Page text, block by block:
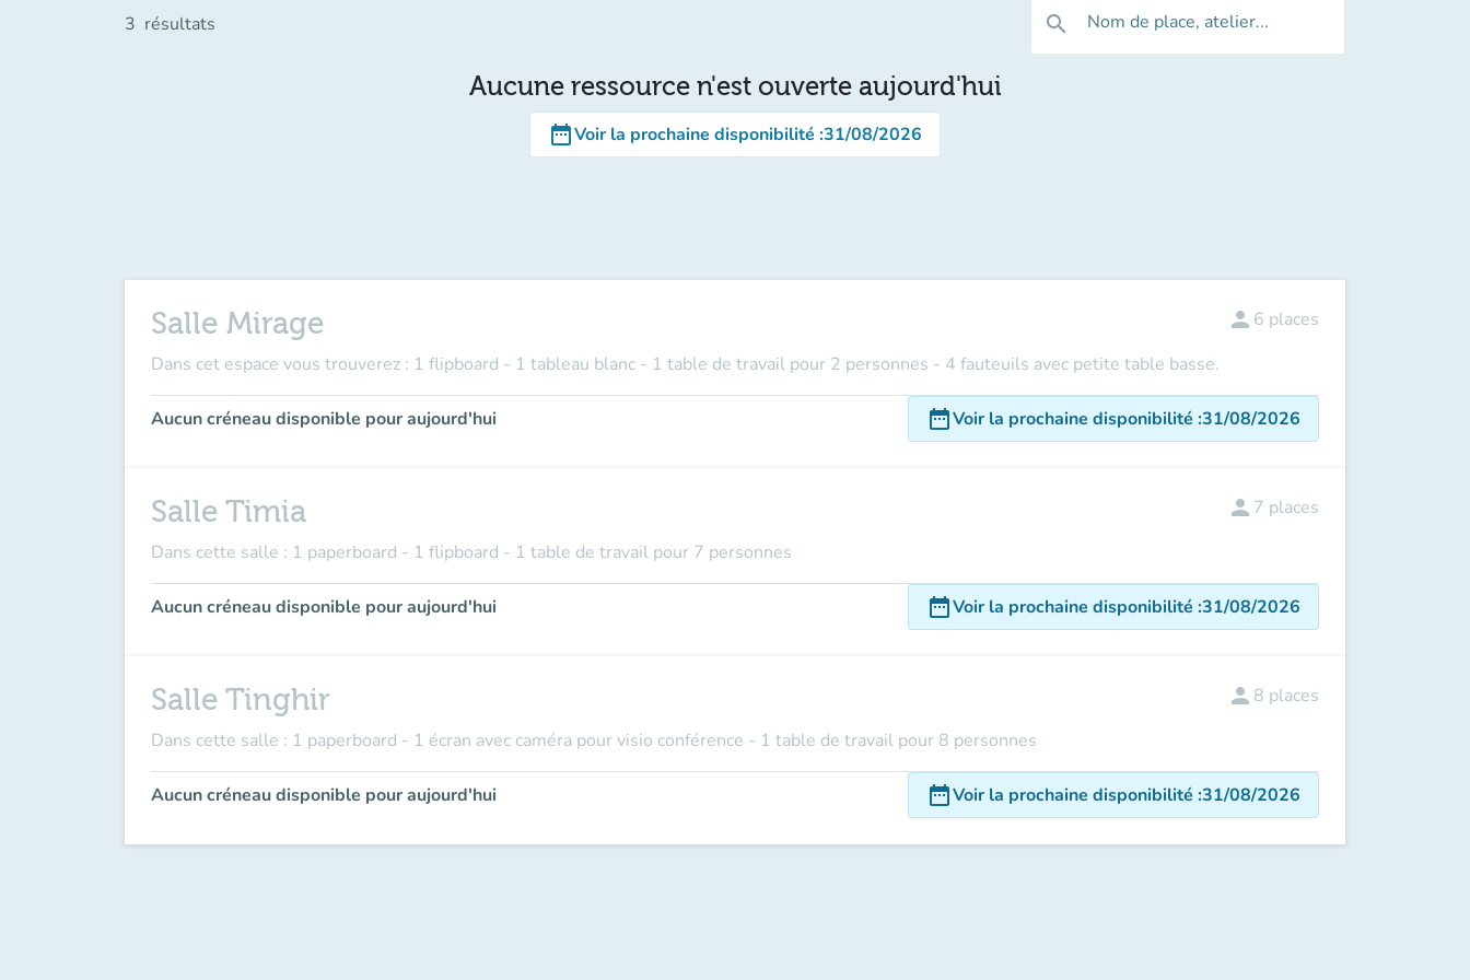
3 résultats search Nom de place, atelier...
Aucune ressource n'est ouverte aujourd'hui
date_rangeVoir la prochaine disponibilité :31/08/2026
Salle Mirage
Dans cet espace vous trouverez : 1 flipboard - 1 tableau blanc - 1 table de travail pour 2 personnes - 4 fauteuils avec petite table basse.
person 6 places
Aucun créneau disponible pour aujourd'hui date_rangeVoir la prochaine disponibilité :31/08/2026
Salle Timia
Dans cette salle : 1 paperboard - 1 flipboard - 1 table de travail pour 7 personnes
person 7 places
Aucun créneau disponible pour aujourd'hui date_rangeVoir la prochaine disponibilité :31/08/2026
Salle Tinghir
Dans cette salle : 1 paperboard - 1 écran avec caméra pour visio conférence - 1 table de travail pour 8 personnes
person 8 places
Aucun créneau disponible pour aujourd'hui date_rangeVoir la prochaine disponibilité :31/08/2026